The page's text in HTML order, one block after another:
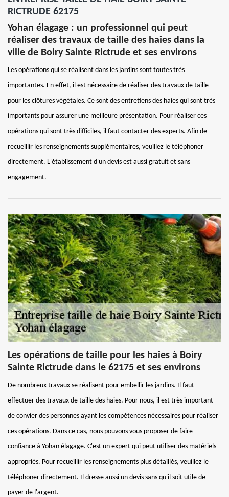
RICTRUDE 62175
Yohan élagage : un professionnel qui peut
réaliser des travaux de taille des haies dans la
ville de Boiry Sainte Rictrude et ses environs
Les opérations qui se réalisent dans les jardins sont toutes très
importantes. En effet, il est nécessaire de réaliser des travaux de taille
pour les clôtures végétales. Ce sont des entretiens des haies qui sont très
importants pour assurer une meilleure présentation. Pour réaliser ces
opérations qui sont très difficiles, il faut contacter des experts. Afin de
recueillir les renseignements supplémentaires, veuillez le téléphoner
directement. L'établissement d'un devis est aussi gratuit et sans
engagement.
Les opérations de taille pour les haies à Boiry
Sainte Rictrude dans le 62175 et ses environs
De nombreux travaux se réalisent pour embellir les jardins. Il faut
effectuer des travaux de taille des haies. Pour nous, il est très important
de convier des personnes ayant les compétences nécessaires pour réaliser
ces opérations. Dans ce cas, nous pouvons vous proposer de faire
confiance à Yohan élagage. C'est un expert qui peut utiliser des matériels
appropriés. Pour recueillir les renseignements plus détaillés, veuillez le
téléphoner directement. Il dresse aussi un devis sans qu'il soit utile de
payer de l'argent.